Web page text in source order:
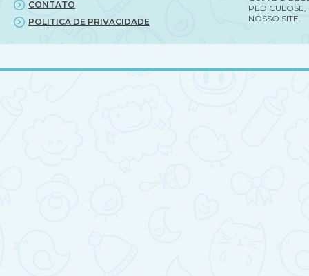
CONTATO
POLITICA DE PRIVACIDADE
PEDICULOSE,
NOSSO SITE.